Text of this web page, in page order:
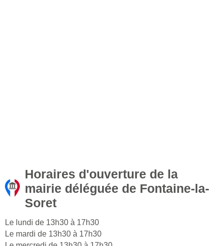
Horaires d'ouverture de la
mairie déléguée de Fontaine-la-
Soret
Le lundi de 13h30 à 17h30
Le mardi de 13h30 à 17h30